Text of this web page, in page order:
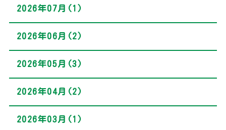
2026年07月(1)
2026年06月(2)
2026年05月(3)
2026年04月(2)
2026年03月(1)